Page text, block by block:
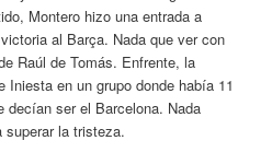
Montero hizo una entrada a
al Barça. Nada que ver con
Raúl de Tomás. Enfrente, la
Iniesta en un grupo donde había 11
decían ser el Barcelona. Nada
superar la tristeza.